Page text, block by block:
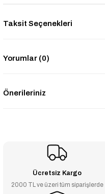
Taksit Seçenekleri
Yorumlar (0)
Önerileriniz
Ücretsiz Kargo
2000 TL ve üzeri tüm siparişlerde